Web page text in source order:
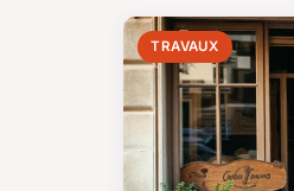
TRAVAUX